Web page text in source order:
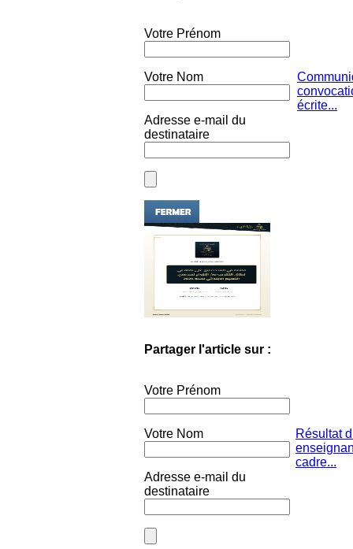
Votre Prénom
Votre Nom
Adresse e-mail du
destinataire
écrite...
Partager l'article sur :
Votre Prénom
Votre Nom
Adresse e-mail du
destinataire
Résultat
cadre...